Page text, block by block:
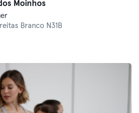
Moinhos
Branco N31B